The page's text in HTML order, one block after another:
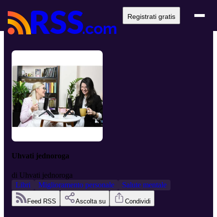
Registrati gratis
Uhvati jednoroga
di Uhvati jednoroga
Libri
Miglioramento personale Salute mentale
Feed RSS Ascolta su Condividi